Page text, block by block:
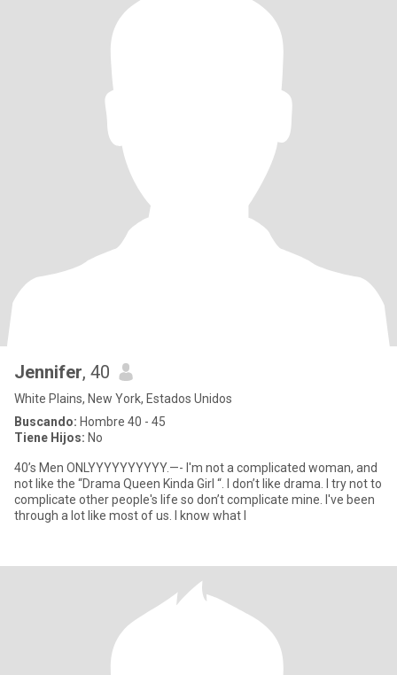
Jennifer, 40
White Plains, New York, Estados Unidos
Buscando: Hombre 40 - 45
Tiene Hijos: No
40’s Men ONLYYYYYYYYYY.—- I'm not a complicated woman, and
not like the “Drama Queen Kinda Girl “. I don’t like drama. I try not to
complicate other people's life so don’t complicate mine. I've been
through a lot like most of us. I know what I